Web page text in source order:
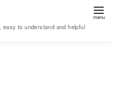
easy to understand and helpful